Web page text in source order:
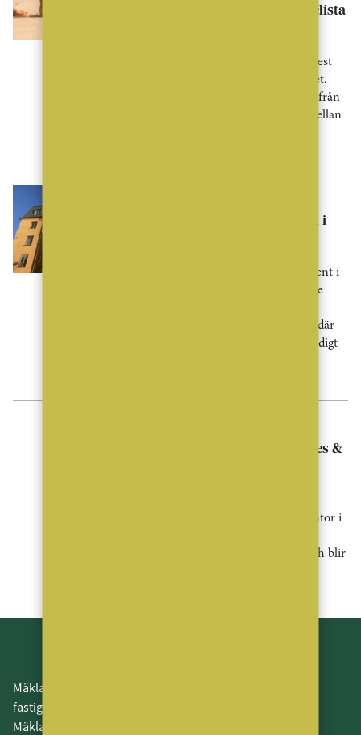
Pool toppar svenskarnas önskelista
Pool, bastu och hemmagym är de mest
eftertraktade inslagen i drömhemmet.
Samtidigt visar en ny undersökning från
Fastighetsbyrån tydliga skillnader mellan
Lägenhetspriserna föll tillbaka i
Bostadspriserna sjönk med 2,4 procent i
juli, enligt SBAB Booli Housing Price
lägenheter, särskilt i Storstockholm där
priserna föll med 7,1 procent. Samtidigt
Alexandra Elias leder Properties &
expansion och etablerar ett nytt kontor i
franchisetagaren Alexandra Elias och blir
MäklarVärlden är en branschneutral tidning för Sveriges
fastighetsmäklare och leverantörerna till dessa.
MäklarVärlden fokuserar även på alla som har en